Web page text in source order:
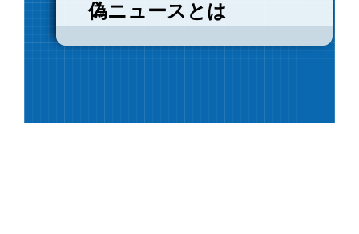
偽ニュースとは